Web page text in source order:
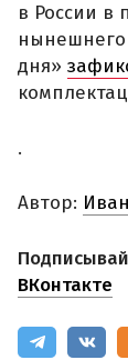
в России в
нынешнего
дня»
.
Автор:
ВКонтакте